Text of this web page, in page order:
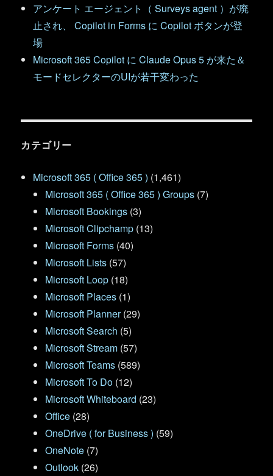
アンケート エージェント（ Surveys agent ）が廃
止され、 Copilot in Forms に Copilot ボタンが登
場
Microsoft 365 Copilot に Claude Opus 5 が来た＆
モードセレクターのUIが若干変わった
カテゴリー
Microsoft 365 ( Office 365 ) (1,461)
Microsoft 365 ( Office 365 ) Groups (7)
Microsoft Bookings (3)
Microsoft Clipchamp (13)
Microsoft Forms (40)
Microsoft Lists (57)
Microsoft Loop (18)
Microsoft Places (1)
Microsoft Planner(29)
Microsoft Search (5)
Microsoft Stream (57)
Microsoft Teams (589)
Microsoft To Do (12)
Microsoft Whiteboard (23)
Office (28)
OneDrive ( for Business ) (59)
OneNote (7)
Outlook (26)